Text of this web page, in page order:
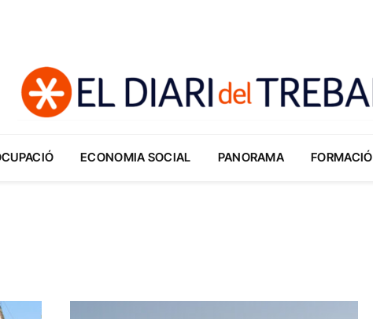
ECONOMIA SOCIAL PANORAMA FORMACIÓ